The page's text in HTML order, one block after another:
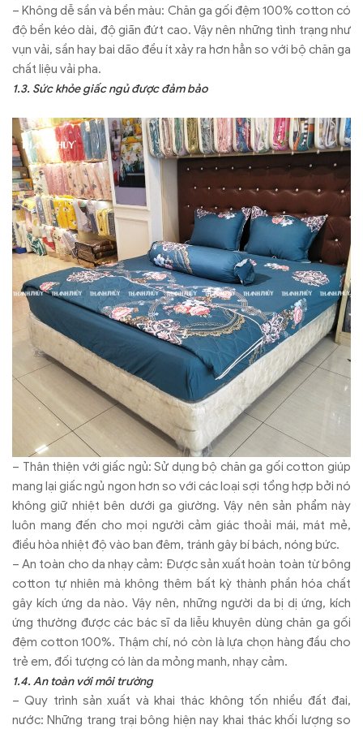
– Không dễ sần và bền màu: Chăn ga gối đệm 100% cotton có
độ bền kéo dài, độ giãn đứt cao. Vậy nên những tình trạng như
vụn vải, sần hay bai dão đều ít xảy ra hơn hẳn so với bộ chăn ga
chất liệu vải pha.
1.3. Sức khỏe giấc ngủ được đảm bảo
– Thân thiện với giấc ngủ: Sử dụng bộ chăn ga gối cotton giúp
mang lại giấc ngủ ngon hơn so với các loại sợi tổng hợp bởi nó
không giữ nhiệt bên dưới ga giường. Vậy nên sản phẩm này
luôn mang đến cho mọi người cảm giác thoải mái, mát mẻ,
điều hòa nhiệt độ vào ban đêm, tránh gây bí bách, nóng bức.
– An toàn cho da nhạy cảm: Được sản xuất hoàn toàn từ bông
cotton tự nhiên mà không thêm bất kỳ thành phần hóa chất
gây kích ứng da nào. Vậy nên, những người da bị dị ứng, kích
ứng thường được các bác sĩ da liễu khuyên dùng chăn ga gối
đệm cotton 100%. Thậm chí, nó còn là lựa chọn hàng đầu cho
trẻ em, đối tượng có làn da mỏng manh, nhạy cảm.
1.4. An toàn với môi trường
– Quy trình sản xuất và khai thác không tốn nhiều đất đai,
nước: Những trang trại bông hiện nay khai thác khối lượng so